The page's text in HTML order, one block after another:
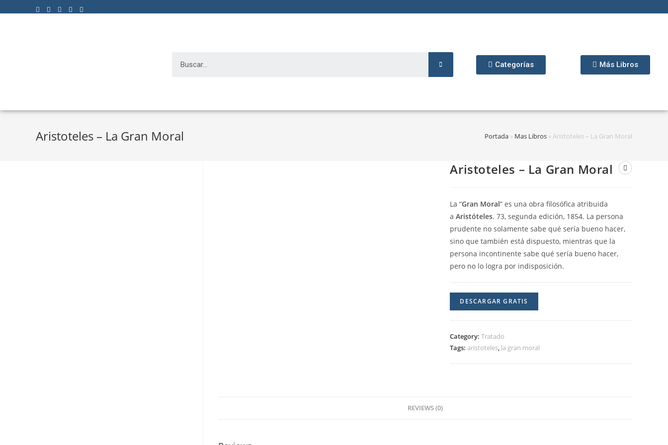
Categorías Más Libros
Aristoteles – La Gran Moral Portada » Mas Libros » Aristoteles – La Gran Moral
Aristoteles – La Gran Moral
La “Gran Moral” es una obra filosófica atribuida
aAristóteles. 73, segunda edición, 1854. La persona
prudente no solamente sabe qué sería bueno hacer,
sino que también está dispuesto, mientras que la
persona incontinente sabe qué sería bueno hacer,
pero no lo logra por indisposición.
DESCARGAR GRATIS
Category:Tratado
Tags:aristoteles, la gran moral
REVIEWS (0)